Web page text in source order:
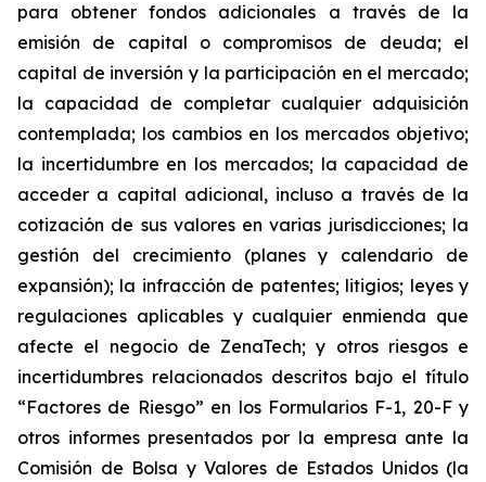
para obtener fondos adicionales a través de la
emisión de capital o compromisos de deuda; el
capital de inversión y la participación en el mercado;
la capacidad de completar cualquier adquisición
contemplada; los cambios en los mercados objetivo;
la incertidumbre en los mercados; la capacidad de
acceder a capital adicional, incluso a través de la
cotización de sus valores en varias jurisdicciones; la
gestión del crecimiento (planes y calendario de
expansión); la infracción de patentes; litigios; leyes y
regulaciones aplicables y cualquier enmienda que
afecte el negocio de ZenaTech; y otros riesgos e
incertidumbres relacionados descritos bajo el título
“Factores de Riesgo” en los Formularios F-1, 20-F y
otros informes presentados por la empresa ante la
Comisión de Bolsa y Valores de Estados Unidos (la